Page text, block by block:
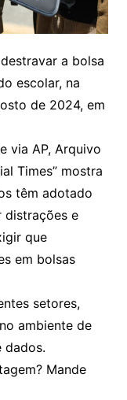
a bolsa
escolar, na
de 2024, em
via AP, Arquivo
Times” mostra
têm adotado
distrações e
que
em bolsas
setores,
ambiente de
dados.
Mande